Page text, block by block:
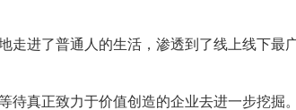
走进了普通人的生活，渗透到了线上线下最
待真正致力于价值创造的企业去进一步挖掘。